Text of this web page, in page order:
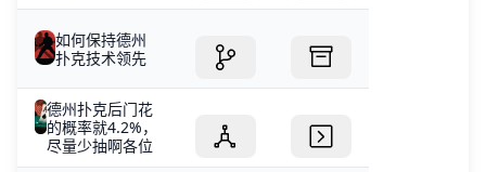
如何保持德州
扑克技术领先
德州扑克后门花
的概率就4.2%，
尽量少抽啊各位